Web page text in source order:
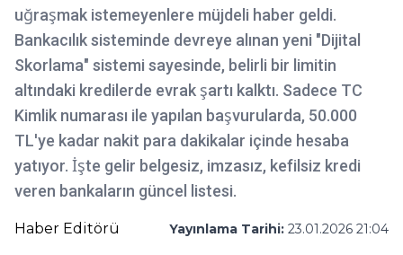
uğraşmak istemeyenlere müjdeli haber geldi.
Bankacılık sisteminde devreye alınan yeni "Dijital
Skorlama" sistemi sayesinde, belirli bir limitin
altındaki kredilerde evrak şartı kalktı. Sadece TC
Kimlik numarası ile yapılan başvurularda, 50.000
TL'ye kadar nakit para dakikalar içinde hesaba
yatıyor. İşte gelir belgesiz, imzasız, kefilsiz kredi
veren bankaların güncel listesi.
Haber Editörü Yayınlama Tarihi: 23.01.2026 21:04